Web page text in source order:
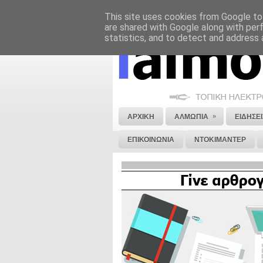
ΝΟΜΙΚΗ ΣΗΜΕΙΩΣΗ ΔΙΑΦΗΜΙΣΗ
ΑΡΧΙΚΗ ΑΛΜΩΠΙΑ »
ΕΠΙΚΟΙΝΩΝΙΑ ΝΤΟΚΙΜΑΝΤΕΡ
This site uses cookies from Google
are shared with Google along with
statistics, and to detect and address